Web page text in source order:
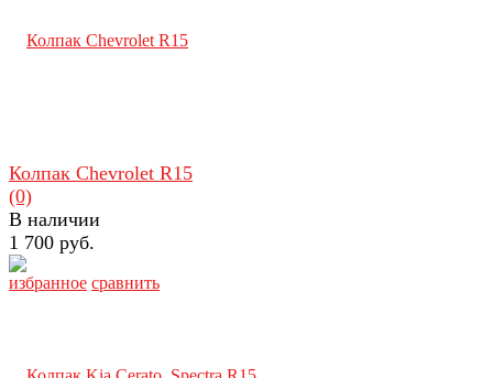
избранное сравнить
Колпак Chevrolet R15
(0)
В наличии
1 700 руб.